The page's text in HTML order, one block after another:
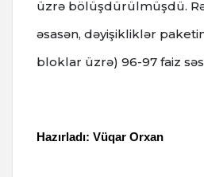
üzrə bölüşdürülmüşdü.
əsasən, dəyişikliklər
bloklar üzrə) 96-97 faiz
Hazırladı: Vüqar Orxan